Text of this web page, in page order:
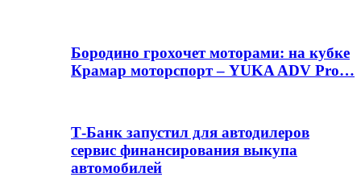
Бородино грохочет моторами: на кубке
Крамар моторспорт – YUKA ADV Pro…
Т-Банк запустил для автодилеров
сервис финансирования выкупа
автомобилей